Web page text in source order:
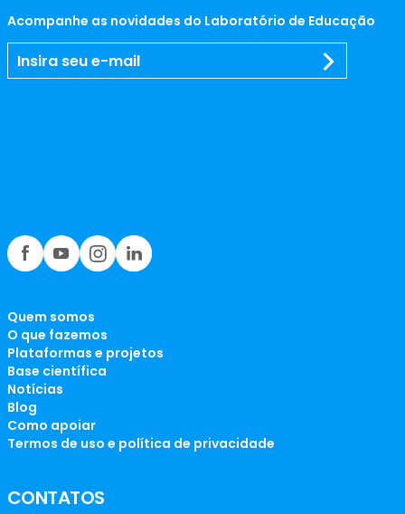
Acompanhe as novidades do Laboratório de Educação
Quem somos
O que fazemos
Plataformas e projetos
Base científica
Notícias
Blog
Como apoiar
Termos de uso e política de privacidade
CONTATOS